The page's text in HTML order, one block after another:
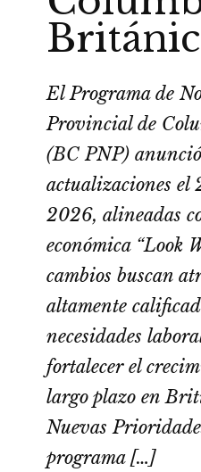
El Programa de
Provincial de
(BC PNP)
actualizaciones el
2026, alineadas
económica “Look
cambios buscan
altamente
necesidades
fortalecer el
largo plazo en
Nuevas
programa […]